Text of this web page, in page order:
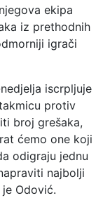
ekipa
iz prethodnih
igrači
iscrpljuje
protiv
broj grešaka,
ćemo one koji
odigraju jednu
najbolji
Odović.